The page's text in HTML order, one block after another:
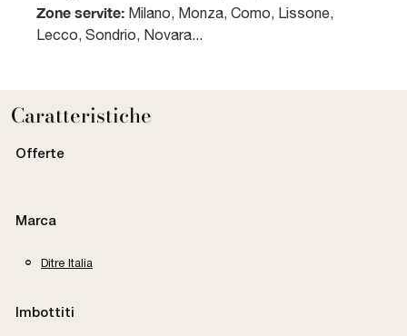
Zone servite: Milano, Monza, Como, Lissone,
Lecco, Sondrio, Novara...
Caratteristiche
Offerte
Marca
Ditre Italia
Imbottiti